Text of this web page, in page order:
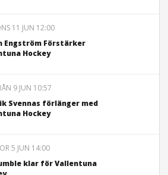
11 JUN 12:00
Engström Förstärker
Hockey
9 JUN 10:57
Svennas förlänger med
Hockey
5 JUN 14:00
klar för Vallentuna